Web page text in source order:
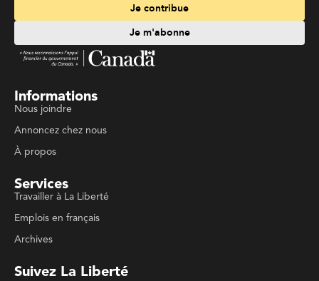
Je contribue
Je m'abonne
Informations
Nous joindre
Annoncez chez nous
À propos
Services
Travailler à La Liberté
Emplois en français
Archives
Suivez La Liberté